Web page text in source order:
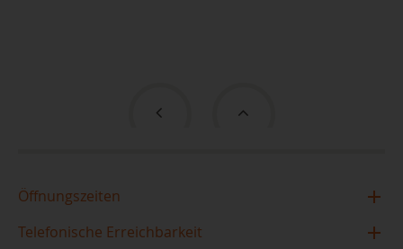
Öffnungszeiten
Zentralbibliothek im TIETZ
Telefonische Erreichbarkeit